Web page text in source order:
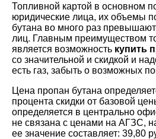
Топливной картой в основном
юридические лица, их объемы
бутана во много раз
лиц. Главным преимуществом
является возможность купить
со значительной и скидкой и
есть газ, забыть о возможных
Цена пропан бутана
процента скидки от базовой
определяется в центрально
не связана с ценами на АГЗС,
ее значение составляет: 39,80